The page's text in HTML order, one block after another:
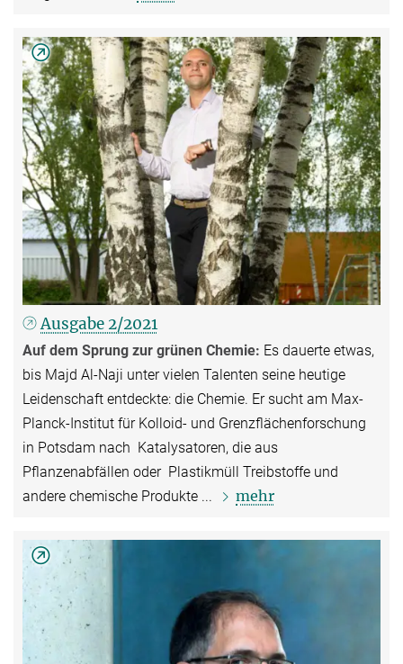
Ausgabe 2/2021
Auf dem Sprung zur grünen Chemie: Es dauerte etwas,
bis Majd Al-Naji unter vielen Talenten seine heutige
Leidenschaft entdeckte: die Chemie. Er sucht am Max-
Planck-Institut für Kolloid- und Grenzflächenforschung
in Potsdam nach Katalysatoren, die aus
Pflanzenabfällen oder Plastikmüll Treibstoffe und
andere chemische Produkte ...
mehr